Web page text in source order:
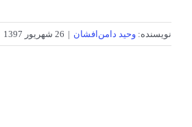
نویسنده: وحید دامن‌افشان | 26 شهریور 1397